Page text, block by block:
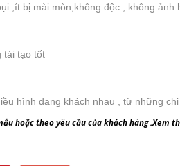
,ít bị mài mòn,không độc , không ảnh
tái tạo tốt
hình dạng khách nhau , từ những
hoặc theo yêu cầu của khách hàng .Xem